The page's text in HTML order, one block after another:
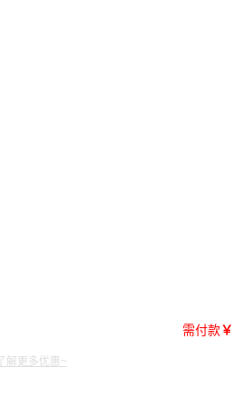
需付款￥
了解更多优惠~